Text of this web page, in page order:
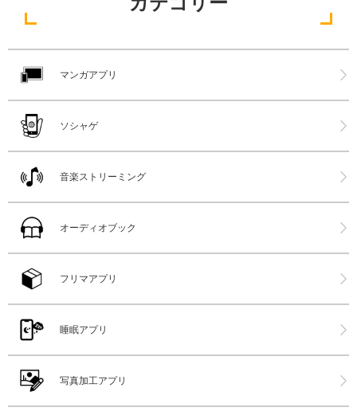
マンガアプリ
ソシャゲ
音楽ストリーミング
オーディオブック
フリマアプリ
睡眠アプリ
写真加工アプリ